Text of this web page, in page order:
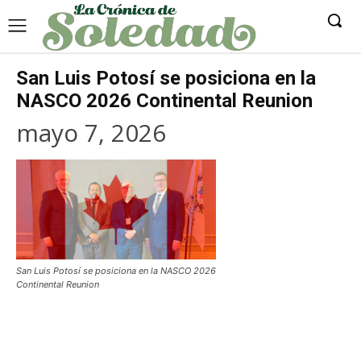
San Luis Potosí se posiciona en la
NASCO 2026 Continental Reunion
mayo 7, 2026
San Luis Potosí se posiciona en la NASCO 2026
Continental Reunion